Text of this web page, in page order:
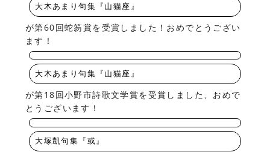
大木あまり句集『山猫座』
が第60回蛇笏賞を受賞しました！おめでとうござい
ます！
大木あまり句集『山猫座』
が第18回小野市詩歌文学賞を受賞しました、おめで
とうございます！
大塚凱句集『或』